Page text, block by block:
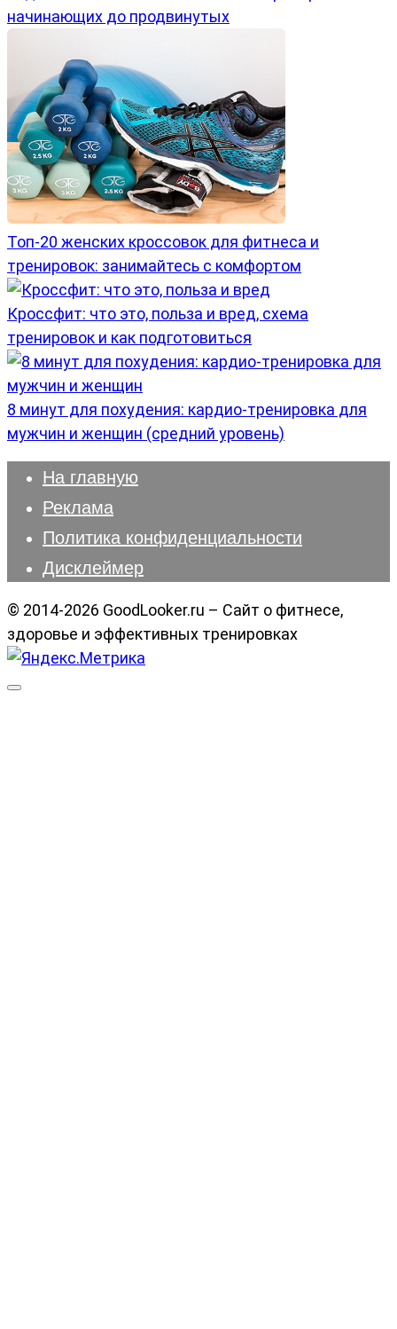
начинающих до продвинутых
Топ-20 женских кроссовок для фитнеса и
тренировок: занимайтесь с комфортом
Кроссфит: что это, польза и вред, схема
тренировок и как подготовиться
8 минут для похудения: кардио-тренировка для
мужчин и женщин (средний уровень)
На главную
Реклама
Политика конфиденциальности
Дисклеймер
© 2014-2026 GoodLooker.ru – Сайт о фитнесе,
здоровье и эффективных тренировках